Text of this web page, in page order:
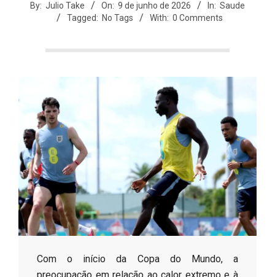
s
o
B
r
By: Julio Take On: 9 de junho de 2026 In: Saude
Tagged: No Tags With: 0 Comments
Com o início da Copa do Mundo, a